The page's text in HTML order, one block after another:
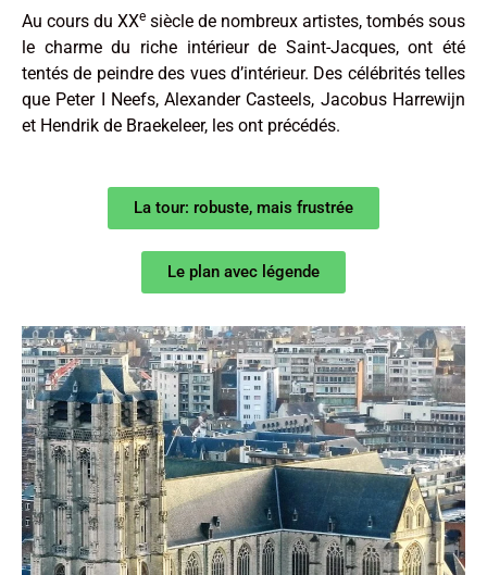
Au cours du XXe siècle de nombreux artistes, tombés sous
le charme du riche intérieur de Saint-Jacques, ont été
tentés de peindre des vues d’intérieur. Des célébrités telles
que Peter I Neefs, Alexander Casteels, Jacobus Harrewijn
et Hendrik de Braekeleer, les ont précédés.
La tour: robuste, mais frustrée
Le plan avec légende